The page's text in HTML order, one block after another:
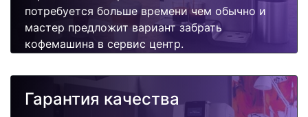
потребуется больше времени чем обычно и
мастер предложит вариант забрать
кофемашина в сервис центр.
Гарантия качества